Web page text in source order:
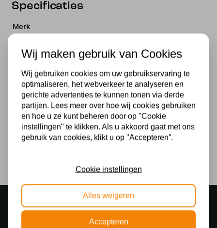
Specificaties
Merk
Voeding
Lichtbron
Sfeervolle showroom
500 m2 lampenwinkel in Rijssen
Wij maken gebruik van Cookies
Wij gebruiken cookies om uw gebruikservaring te
optimaliseren, het webverkeer te analyseren en
gerichte advertenties te kunnen tonen via derde
partijen. Lees meer over hoe wij cookies gebruiken
en hoe u ze kunt beheren door op "Cookie
instellingen" te klikken. Als u akkoord gaat met ons
gebruik van cookies, klikt u op "Accepteren”.
Cookie instellingen
Alles weigeren
Accepteren